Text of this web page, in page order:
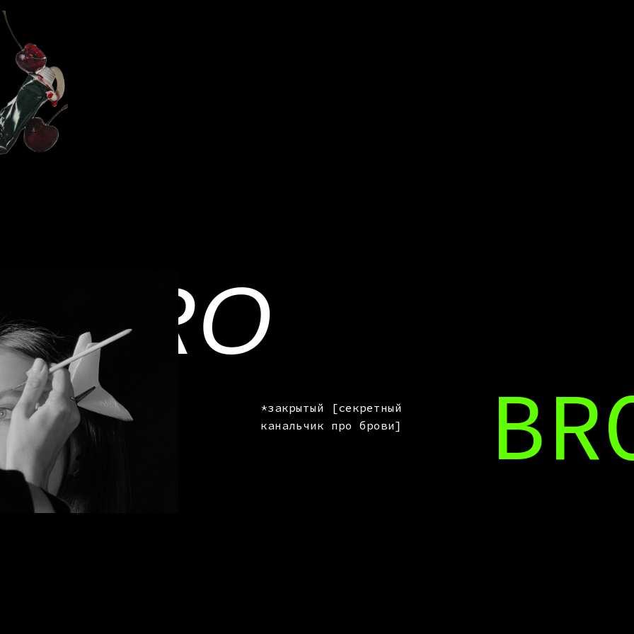
PRO
*закрытый [секретный
канальчик про брови]